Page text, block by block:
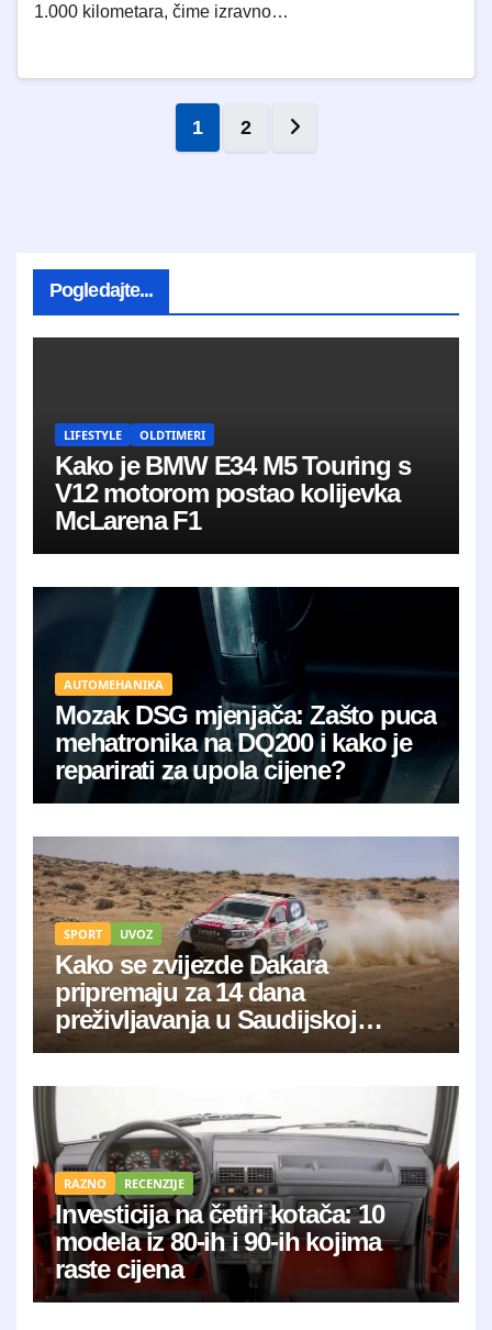
1.000 kilometara, čime izravno…
Brojevi stranica
1 2
Pogledajte...
LIFESTYLE OLDTIMERI
Kako je BMW E34 M5 Touring s
V12 motorom postao kolijevka
McLarena F1
AUTOMEHANIKA
Mozak DSG mjenjača: Zašto puca
mehatronika na DQ200 i kako je
reparirati za upola cijene?
SPORT UVOZ
Kako se zvijezde Dakara
pripremaju za 14 dana
preživljavanja u Saudijskoj
Arabiji?
RAZNO RECENZIJE
Investicija na četiri kotača: 10
modela iz 80-ih i 90-ih kojima
raste cijena